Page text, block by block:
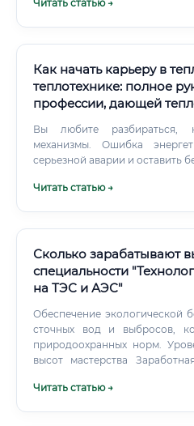
опытного системного
Читать статью →
Как начать карьеру в
теплотехнике: полное
профессии, дающей
Вы любите разбираться,
механизмы. Ошибка
серьезной аварии и оставить
Читать статью →
Сколько зарабатывают
специальности
на ТЭС и АЭС"
Обеспечение экологической
сточных вод и выбросов,
природоохранных норм.
высот мастерства
традиционно платят
Читать статью →